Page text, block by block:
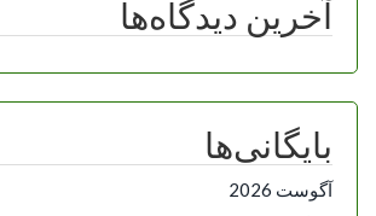
آخرین دیدگاه‌ها
بایگانی‌ها
آگوست 2026